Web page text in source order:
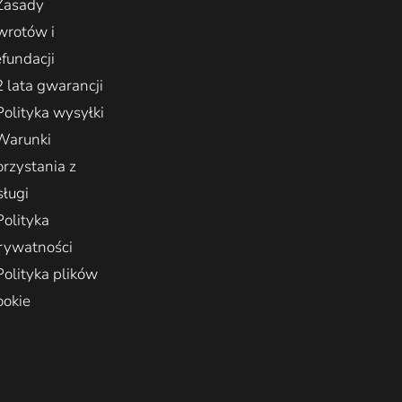
i
lata gwarancji
wysyłki
z
plików